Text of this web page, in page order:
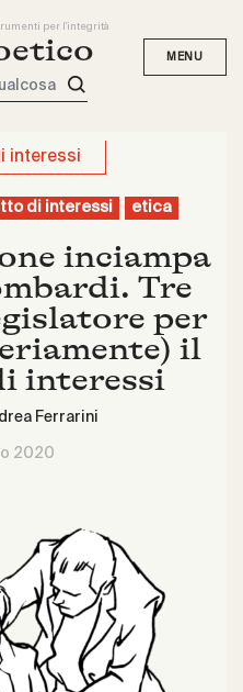
per l'integrità
interessi
di interessi etica
inciampa
Tre
per
il
interessi
Ferrarini
2020